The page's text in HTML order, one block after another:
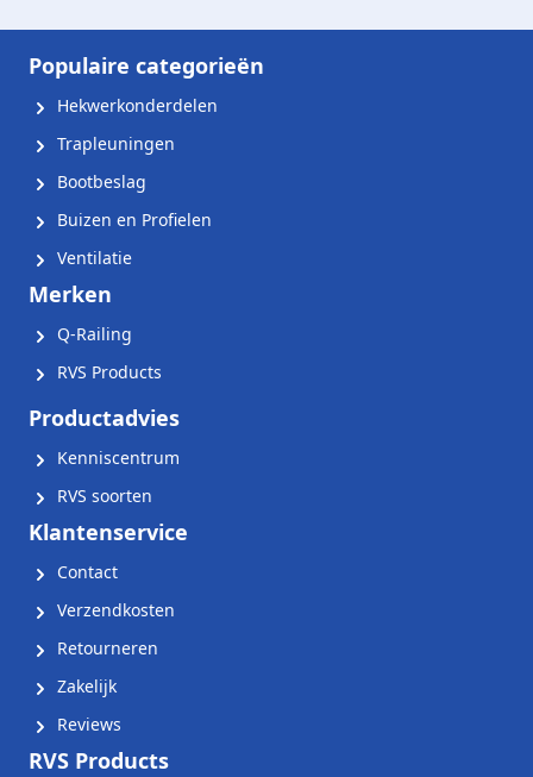
Populaire categorieën
Hekwerkonderdelen
Trapleuningen
Bootbeslag
Buizen en Profielen
Ventilatie
Merken
Q-Railing
RVS Products
Productadvies
Kenniscentrum
RVS soorten
Klantenservice
Contact
Verzendkosten
Retourneren
Zakelijk
Reviews
RVS Products